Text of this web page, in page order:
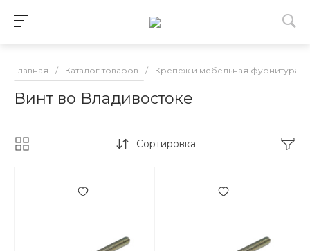
Главная / Каталог товаров / Крепеж и мебельная фурнитура
Винт во Владивостоке
Сортировка